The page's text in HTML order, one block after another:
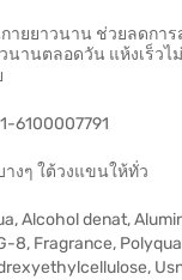
ายยาวนาน ช่วยลดกา
านตลอดวัน แห้งเร็วไ
6100007791
างๆ ใต้วงแขนให้ทั่ว
Alcohol denat,
8, Fragrance,